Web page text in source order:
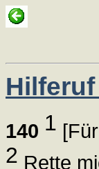
140 1
2 Rette